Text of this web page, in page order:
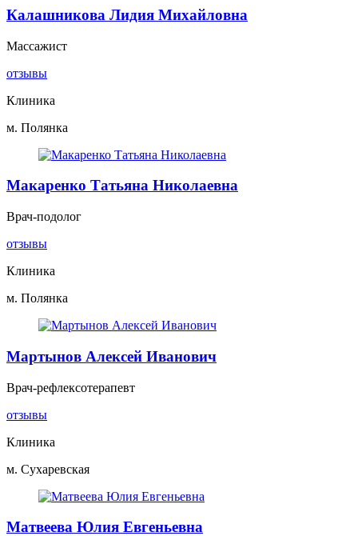
Калашникова Лидия Михайловна
Массажист
отзывы
Клиника
м. Полянка
Макаренко Татьяна Николаевна
Врач-подолог
отзывы
Клиника
м. Полянка
Мартынов Алексей Иванович
Врач-рефлексотерапевт
отзывы
Клиника
м. Сухаревская
Матвеева Юлия Евгеньевна